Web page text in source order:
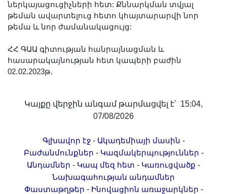
ներկայացուցիչների հետ: Քննարկման տվյալ
թեման ավարտելուց հետո կհայտարարվի նոր
թեմա և նոր ժամանակացույց:
ՀՀ ԳԱԱ գիտության հանրայնացման և
հասարակայնության հետ կապերի բաժին
02․02.2023թ․
Կայքը վերջին անգամ թարմացվել է՝ 15:04,
07/08/2026
Գլխավոր էջ- Ակադեմիայի մասին -
Բաժանմունքներ - Կազմակերպություններ -
Անդամներ - Կապ մեզ հետ - Կառուցվածք -
Նախագահության անդամներ
Փաստաթղթեր - Ինովացիոն առաջարկներ -